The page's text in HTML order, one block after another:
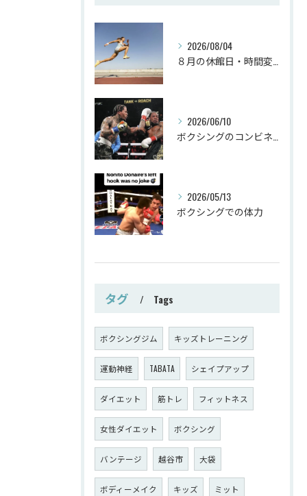
2026/08/04
2026/06/10
2026/05/13
ボクシングでの体力
タグ Tags
ボクシングジム キッズトレーニング
運動神経 TABATA シェイプアップ
ダイエット 筋トレ フィットネス
女性ダイエット ボクシング
バンテージ 越谷市 大袋
ボディーメイク キッズ ミット